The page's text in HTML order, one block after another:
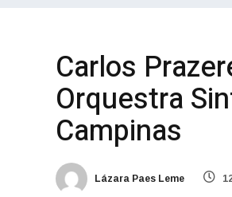
Carlos
Orquestra
Campinas
Lázara Paes Leme